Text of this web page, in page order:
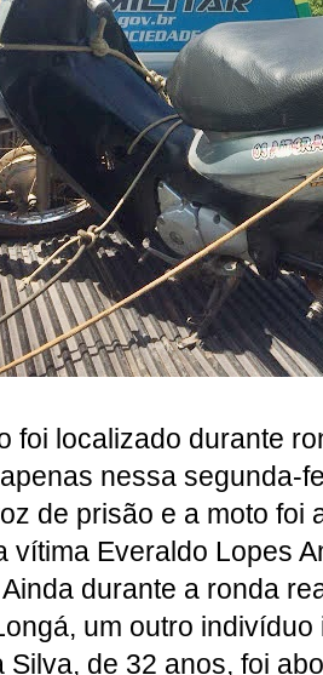
foi localizado durante
nessa segunda-
de prisão e a moto foi
vítima Everaldo Lopes
durante a ronda
um outro
Silva, de 32 anos, foi